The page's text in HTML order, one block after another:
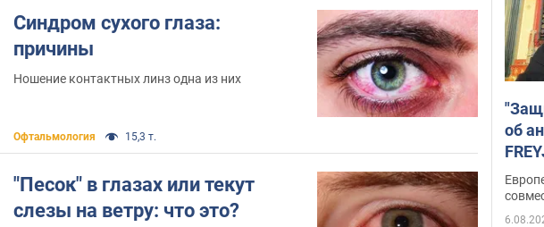
Синдром сухого глаза:
причины
Ношение контактных линз одна из них
Офтальмология 15,3 т.
"Песок" в глазах или текут
слезы на ветру: что это?
об